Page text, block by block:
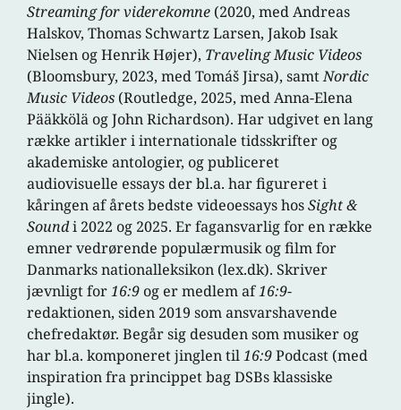
Streaming for viderekomne (2020, med Andreas
Halskov, Thomas Schwartz Larsen, Jakob Isak
Nielsen og Henrik Højer), Traveling Music Videos
(Bloomsbury, 2023, med Tomáš Jirsa), samtNordic
Music Videos (Routledge, 2025, med Anna-Elena
Pääkkölä og John Richardson). Har udgivet en lang
række artikler i internationale tidsskrifter og
akademiske antologier, og publiceret
audiovisuelle essays der bl.a. har figureret i
kåringen af årets bedste videoessays hosSight &
Soundi 2022 og 2025. Er fagansvarlig for en række
emner vedrørende populærmusik og film for
Danmarks nationalleksikon (lex.dk). Skriver
jævnligt for16:9 og er medlem af16:9-
redaktionen, siden 2019 som ansvarshavende
chefredaktør. Begår sig desuden som musiker og
har bl.a. komponeret jinglen til16:9Podcast (med
inspiration fra princippet bag DSBs klassiske
jingle).